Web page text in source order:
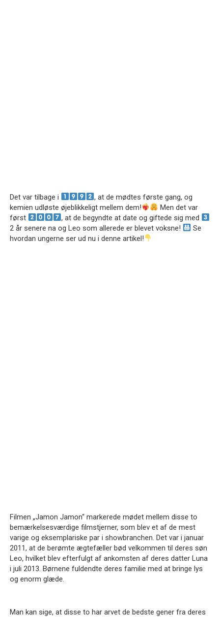
Det var tilbage i
, at de mødtes første gang, og
kemien udløste øjeblikkeligt mellem dem!
Men det var
først
, at de begyndte at date og giftede sig med
2 år senere na og Leo som allerede er blevet voksne!
Se
hvordan ungerne ser ud nu i denne artikel!
Filmen „Jamon Jamon“ markerede mødet mellem disse to
bemærkelsesværdige filmstjerner, som blev et af de mest
varige og eksemplariske par i showbranchen. Det var i januar
2011, at de berømte ægtefæller bød velkommen til deres søn
Leo, hvilket blev efterfulgt af ankomsten af ​​deres datter Luna
i juli 2013. Børnene fuldendte deres familie med at bringe lys
og enorm glæde.
Man kan sige, at disse to har arvet de bedste gener fra deres